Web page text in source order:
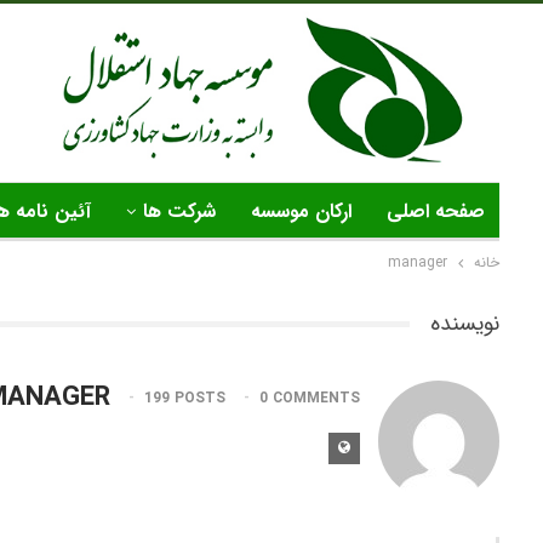
صفحه اصلی ارکان موسسه شرکت ها آئین نامه
خانه manager
نویسنده
199 POSTS 0 COMMENTS